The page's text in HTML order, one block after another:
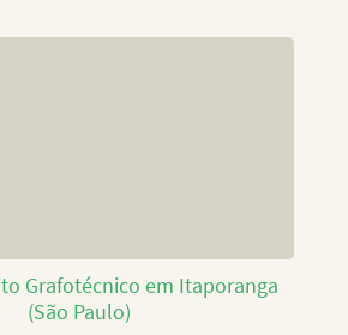
Grafotécnico em Itaporanga
(São Paulo)